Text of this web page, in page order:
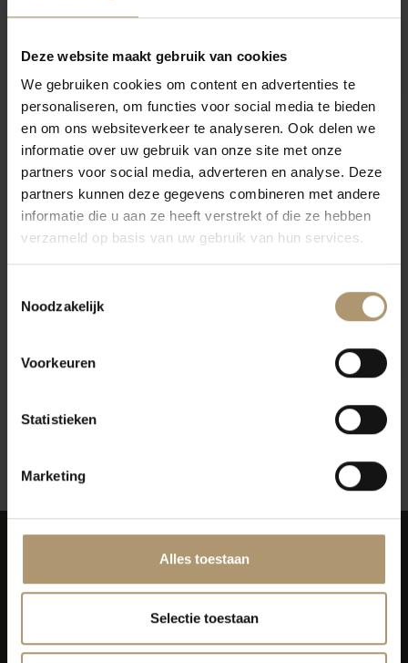
Deze website maakt gebruik van cookies
We gebruiken cookies om content en advertenties te
personaliseren, om functies voor social media te bieden
en om ons websiteverkeer te analyseren. Ook delen we
informatie over uw gebruik van onze site met onze
partners voor social media, adverteren en analyse. Deze
partners kunnen deze gegevens combineren met andere
informatie die u aan ze heeft verstrekt of die ze hebben
verzameld op basis van uw gebruik van hun services.
Noodzakelijk
Voorkeuren
Statistieken
Marketing
Alles toestaan
Selectie toestaan
Epicuro Primitivo Puglia
€9,95
Epicuro Salice Salentino
€7,49 €8,95
€8,95
Poggio Le Volpi
2431 AE Noorden